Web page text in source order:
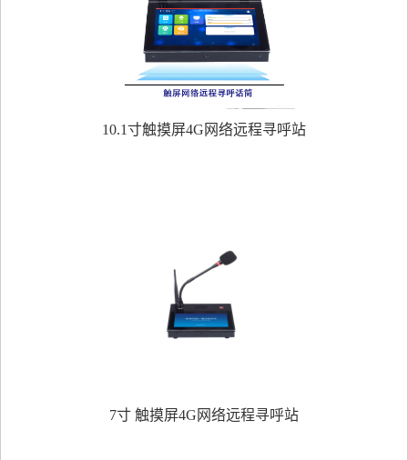
10.1寸触摸屏4G网络远程寻呼站
7寸 触摸屏4G网络远程寻呼站